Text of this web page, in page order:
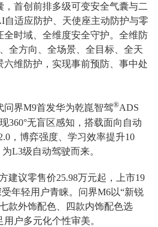
，首创前排多级可变安全气囊与二
适应防护、天使座主动防护与零
全时域、全维度安全守护。全维防
全方向、全场景、全目标、全天
维防护，实现事前预防、事中处
界M9首发华为乾崑智驾®ADS
360°无盲区感知，搭载面向自动
，博弈强度、学习效率提升10
L3级自动驾驶而来。
建议零售价25.98万元起，上市19
年轻用户青睐。问界M6以“新锐
款外饰配色、四款内饰配色选
户多元化个性审美。